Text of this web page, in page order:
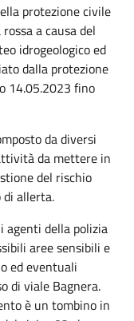
protezione civile
a causa del
idrogeologico ed
dalla protezione
14.05.2023 fino
da diversi
da mettere in
del rischio
allerta.
della polizia
aree sensibili e
ed eventuali
di viale Bagnera.
è un tombino in